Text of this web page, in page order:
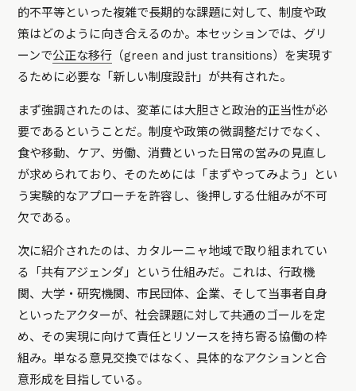
的不平等といった複雑で長期的な課題に対して、制度や政
策はどのように向き合えるのか。本セッションでは、グリ
ーンで公正な移行 （green and just transitions）を実現す
るために必要な「新しい制度設計」が共有された。
まず強調されたのは、変革には大胆さと政治的正当性が必
要であるということだ。制度や政策の微調整だけでなく、
食や移動、ケア、労働、消費といった日常の営みの見直し
が求められており、そのためには「まずやってみよう」とい
う実験的なアプローチを許容し、後押しする仕組みが不可
欠である。
次に紹介されたのは、カタルーニャ地域で取り組まれてい
る「共有アジェンダ」という仕組みだ。これは、行政機
関、大学・研究機関、市民団体、企業、そして当事者自身
といったアクターが、社会課題に対して共通のゴールを定
め、その実現に向けて責任とリソースを持ち寄る協働の枠
組み。単なる意見交換ではなく、具体的なアクションと合
意形成を目指している。